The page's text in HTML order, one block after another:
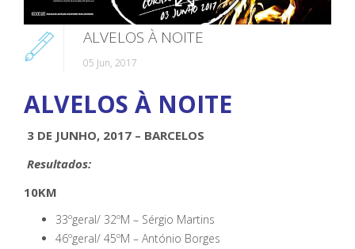
ALVELOS À NOITE
05 Jun, 2017
ALVELOS À NOITE
3 DE JUNHO, 2017 – BARCELOS
Resultados:
10KM
33ºgeral/ 32ºM – Sérgio Martins
46ºgeral/ 45ºM – António Borges